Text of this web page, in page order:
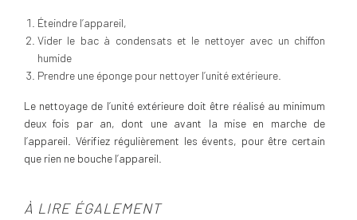
Éteindre l’appareil,
Vider le bac à condensats et le nettoyer avec un chiffon
humide
Prendre une éponge pour nettoyer l’unité extérieure.
Le nettoyage de l’unité extérieure doit être réalisé au minimum
deux fois par an, dont une avant la mise en marche de
l’appareil. Vérifiez régulièrement les évents, pour être certain
que rien ne bouche l’appareil.
À LIRE ÉGALEMENT